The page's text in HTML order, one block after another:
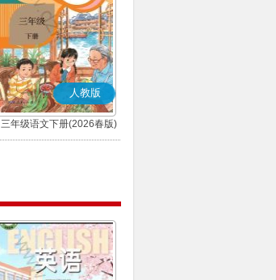
人教版
三年级语文下册(2026春版)
(部编版)